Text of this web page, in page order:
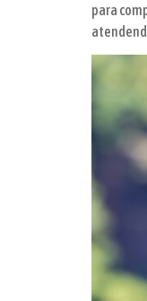
para